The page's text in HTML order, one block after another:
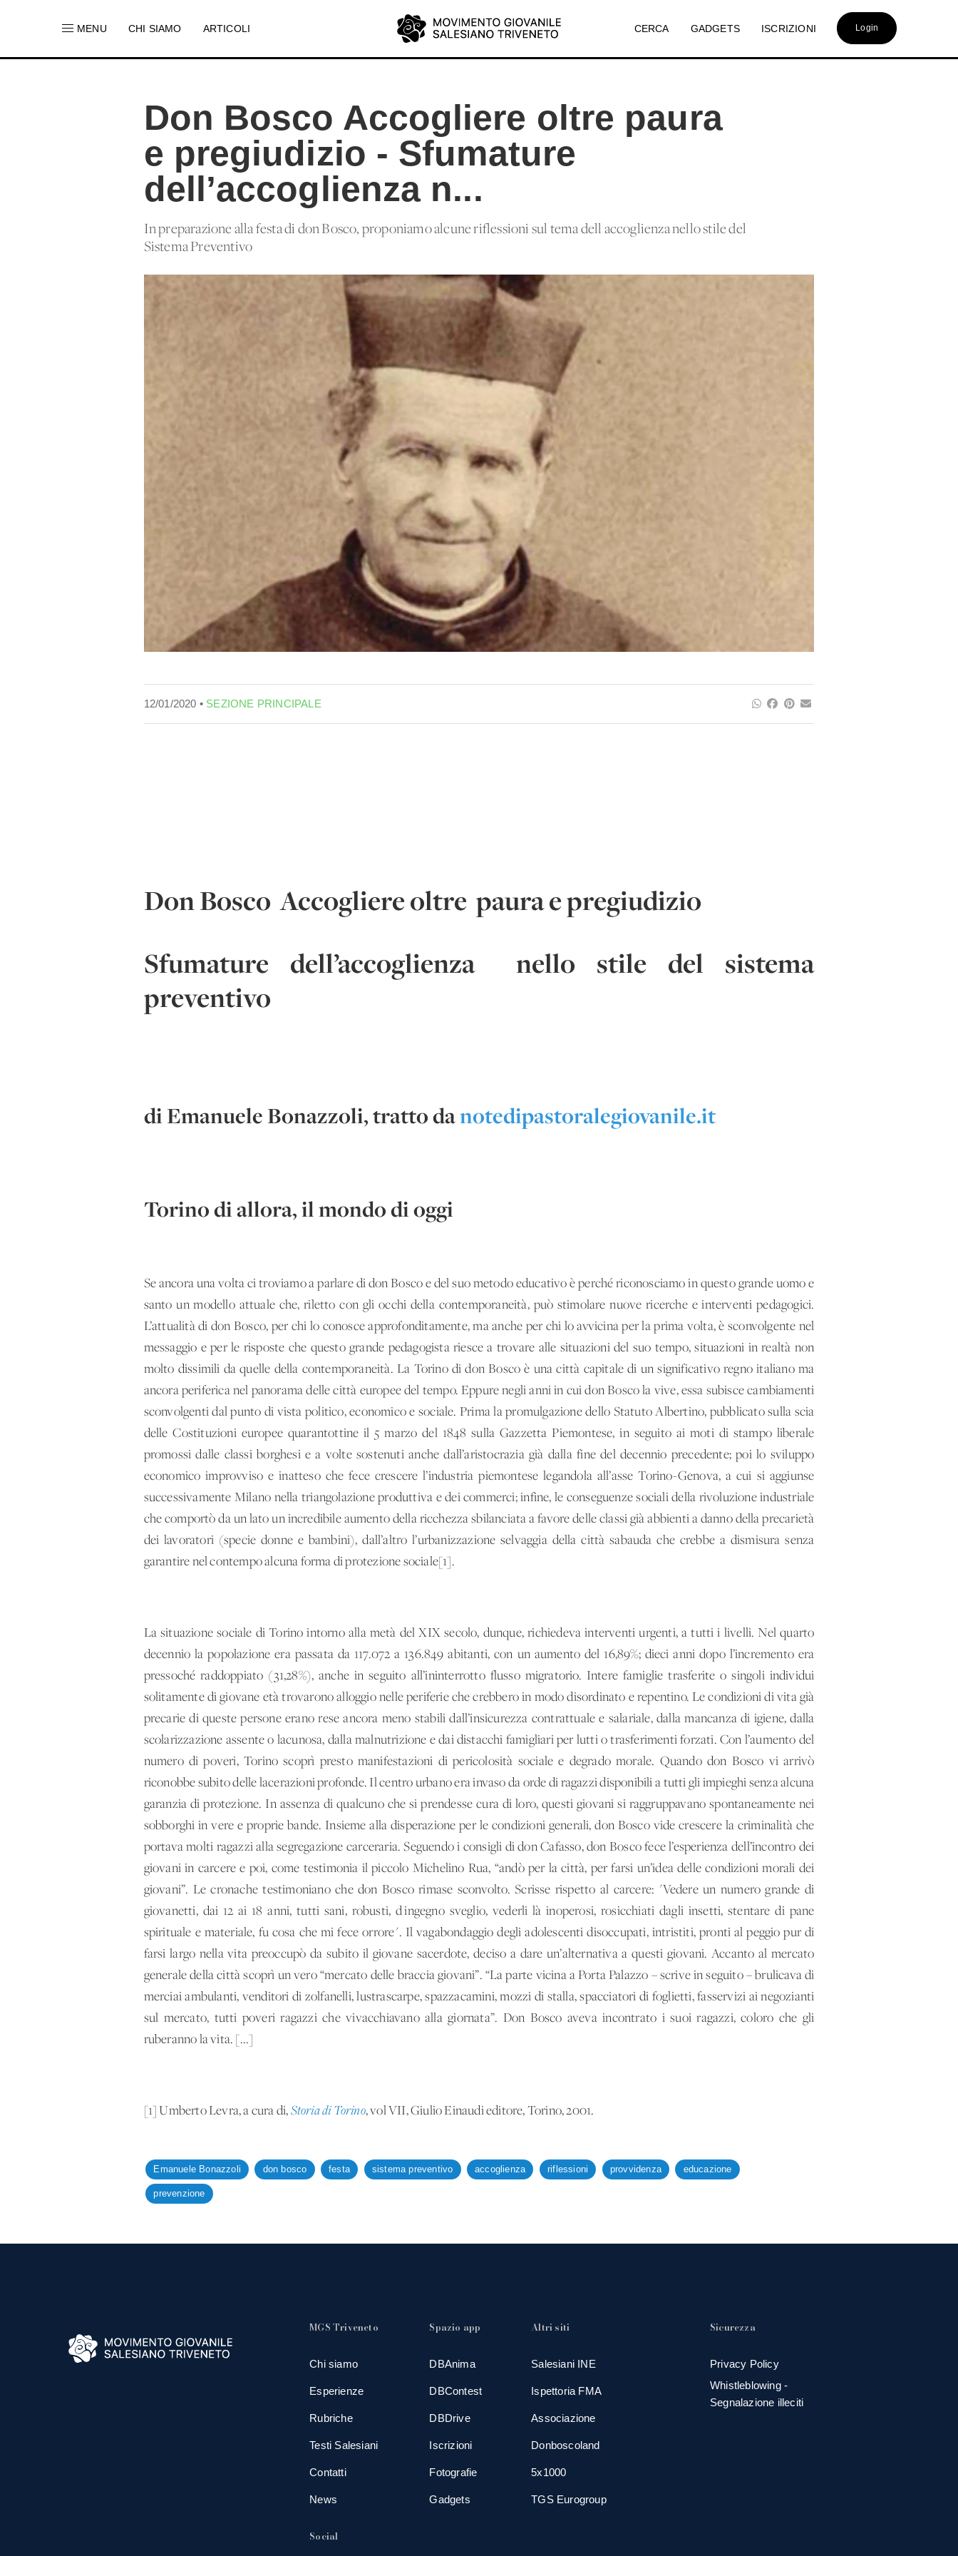
MENU CHI SIAMO ARTICOLI CERCA GADGETS ISCRIZIONI Login
Don Bosco Accogliere oltre paura
e pregiudizio - Sfumature
dell’accoglienza n...
In preparazione alla festa di don Bosco, proponiamo alcune riflessioni sul tema dell'accoglienza nello stile del
Sistema Preventivo
12/01/2020 • SEZIONE PRINCIPALE
Don Bosco Accogliere oltre paura e pregiudizio
Sfumature dell’accoglienza nello stile del sistema
preventivo
di Emanuele Bonazzoli, tratto danotedipastoralegiovanile.it
Torino di allora, il mondo di oggi
Se ancora una volta ci troviamo a parlare di don Bosco e del suo metodo educativo è perché riconosciamo in questo grande uomo e
santo un modello attuale che, riletto con gli occhi della contemporaneità, può stimolare nuove ricerche e interventi pedagogici.
L’attualità di don Bosco, per chi lo conosce approfonditamente, ma anche per chi lo avvicina per la prima volta, è sconvolgente nel
messaggio e per le risposte che questo grande pedagogista riesce a trovare alle situazioni del suo tempo, situazioni in realtà non
molto dissimili da quelle della contemporaneità. La Torino di don Bosco è una città capitale di un significativo regno italiano ma
ancora periferica nel panorama delle città europee del tempo. Eppure negli anni in cui don Bosco la vive, essa subisce cambiamenti
sconvolgenti dal punto di vista politico, economico e sociale. Prima la promulgazione dello Statuto Albertino, pubblicato sulla scia
delle Costituzioni europee quarantottine il 5 marzo del 1848 sulla Gazzetta Piemontese, in seguito ai moti di stampo liberale
promossi dalle classi borghesi e a volte sostenuti anche dall’aristocrazia già dalla fine del decennio precedente; poi lo sviluppo
economico improvviso e inatteso che fece crescere l’industria piemontese legandola all’asse Torino-Genova, a cui si aggiunse
successivamente Milano nella triangolazione produttiva e dei commerci; infine, le conseguenze sociali della rivoluzione industriale
che comportò da un lato un incredibile aumento della ricchezza sbilanciata a favore delle classi già abbienti a danno della precarietà
dei lavoratori (specie donne e bambini), dall’altro l’urbanizzazione selvaggia della città sabauda che crebbe a dismisura senza
garantire nel contempo alcuna forma di protezione sociale[1].
La situazione sociale di Torino intorno alla metà del XIX secolo, dunque, richiedeva interventi urgenti, a tutti i livelli. Nel quarto
decennio la popolazione era passata da 117.072 a 136.849 abitanti, con un aumento del 16,89%; dieci anni dopo l’incremento era
pressoché raddoppiato (31,28%), anche in seguito all’ininterrotto flusso migratorio. Intere famiglie trasferite o singoli individui
solitamente di giovane età trovarono alloggio nelle periferie che crebbero in modo disordinato e repentino. Le condizioni di vita già
precarie di queste persone erano rese ancora meno stabili dall’insicurezza contrattuale e salariale, dalla mancanza di igiene, dalla
scolarizzazione assente o lacunosa, dalla malnutrizione e dai distacchi famigliari per lutti o trasferimenti forzati. Con l’aumento del
numero di poveri, Torino scoprì presto manifestazioni di pericolosità sociale e degrado morale. Quando don Bosco vi arrivò
riconobbe subito delle lacerazioni profonde. Il centro urbano era invaso da orde di ragazzi disponibili a tutti gli impieghi senza alcuna
garanzia di protezione. In assenza di qualcuno che si prendesse cura di loro, questi giovani si raggruppavano spontaneamente nei
sobborghi in vere e proprie bande. Insieme alla disperazione per le condizioni generali, don Bosco vide crescere la criminalità che
portava molti ragazzi alla segregazione carceraria. Seguendo i consigli di don Cafasso, don Bosco fece l’esperienza dell’incontro dei
giovani in carcere e poi, come testimonia il piccolo Michelino Rua, “andò per la città, per farsi un’idea delle condizioni morali dei
giovani”. Le cronache testimoniano che don Bosco rimase sconvolto. Scrisse rispetto al carcere: "Vedere un numero grande di
giovanetti, dai 12 ai 18 anni, tutti sani, robusti, d'ingegno sveglio, vederli là inoperosi, rosicchiati dagli insetti, stentare di pane
spirituale e materiale, fu cosa che mi fece orrore". Il vagabondaggio degli adolescenti disoccupati, intristiti, pronti al peggio pur di
farsi largo nella vita preoccupò da subito il giovane sacerdote, deciso a dare un’alternativa a questi giovani. Accanto al mercato
generale della città scoprì un vero “mercato delle braccia giovani”. “La parte vicina a Porta Palazzo – scrive in seguito – brulicava di
merciai ambulanti, venditori di zolfanelli, lustrascarpe, spazzacamini, mozzi di stalla, spacciatori di foglietti, fasservizi ai negozianti
sul mercato, tutti poveri ragazzi che vivacchiavano alla giornata”. Don Bosco aveva incontrato i suoi ragazzi, coloro che gli
ruberanno la vita. [...]
[1] Umberto Levra, a cura di, Storia di Torino, vol VII, Giulio Einaudi editore, Torino, 2001.
Emanuele Bonazzoli don bosco festa sistema preventivo accoglienza riflessioni provvidenza educazione
prevenzione
MGS Triveneto
Chi siamo
Esperienze
Rubriche
Testi Salesiani
Contatti
News
Social
Spazio app
DBAnima
DBContest
DBDrive
Iscrizioni
Fotografie
Gadgets
Altri siti
Salesiani INE
Ispettoria FMA
Associazione
Donboscoland
5x1000
TGS Eurogroup
Sicurezza
Privacy Policy
Whistleblowing -
Segnalazione illeciti